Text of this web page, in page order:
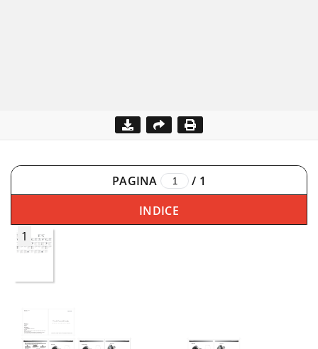
PAGINA / 1
INDICE
1
Tick Tock Dock